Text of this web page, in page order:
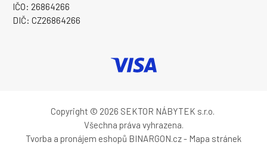
IČO: 26864266
DIČ: CZ26864266
Copyright © 2026 SEKTOR NÁBYTEK s.r.o.
Všechna práva vyhrazena.
Tvorba a pronájem eshopů BINARGON.cz- Mapa stránek